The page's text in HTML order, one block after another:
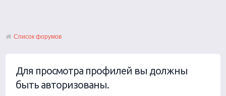
Список форумов
Для просмотра профилей вы должны
быть авторизованы.